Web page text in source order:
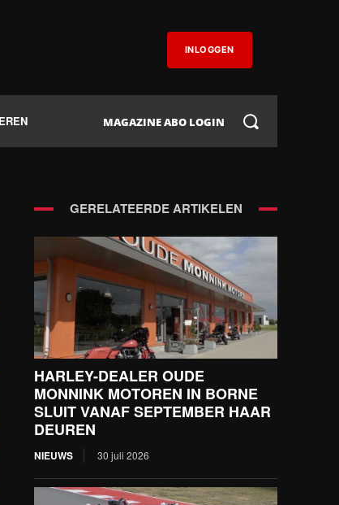
INLOGGEN
MAGAZINE ABO LOGIN
GERELATEERDE ARTIKELEN
HARLEY-DEALER OUDE
MONNINK MOTOREN IN BORNE
SLUIT VANAF SEPTEMBER HAAR
DEUREN
NIEUWS 30 juli 2026